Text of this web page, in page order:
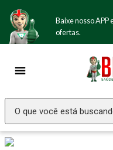
Baixe nosso APP
ofertas.
O que você está